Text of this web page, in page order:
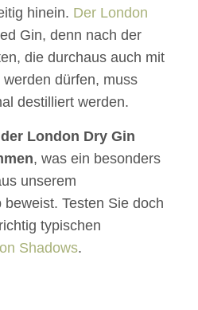
hinein. Der London
Gin, denn nach der
die durchaus auch mit
dürfen, muss
destilliert werden.
London Dry Gin
, was ein besonders
unserem
Testen Sie doch
typischen
Shadows.